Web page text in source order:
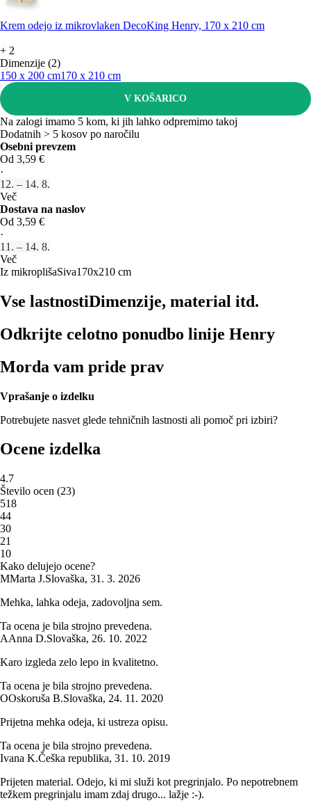
Krem odejo iz mikrovlaken DecoKing Henry, 170 x 210 cm
+ 2
Dimenzije (2)
150 x 200 cm170 x 210 cm
V KOŠARICO
Na zalogi imamo 5 kom, ki jih lahko odpremimo takoj
Dodatnih > 5 kosov po naročilu
Osebni prevzem
Od 3,59 €
·
12. – 14. 8.
Več
Dostava na naslov
Od 3,59 €
·
11. – 14. 8.
Več
Iz mikroplišaSiva170x210 cm
Vse lastnostiDimenzije, material itd.
Odkrijte celotno ponudbo linije Henry
Morda vam pride prav
Vprašanje o izdelku
Potrebujete nasvet glede tehničnih lastnosti ali pomoč pri izbiri?
Ocene izdelka
4.7
Število ocen (23)
518
44
30
21
10
Kako delujejo ocene?
MMarta J.Slovaška, 31. 3. 2026
Mehka, lahka odeja, zadovoljna sem.
Ta ocena je bila strojno prevedena.
AAnna D.Slovaška, 26. 10. 2022
Karo izgleda zelo lepo in kvalitetno.
Ta ocena je bila strojno prevedena.
OOskoruša B.Slovaška, 24. 11. 2020
Prijetna mehka odeja, ki ustreza opisu.
Ta ocena je bila strojno prevedena.
Ivana K.Češka republika, 31. 10. 2019
Prijeten material. Odejo, ki mi služi kot pregrinjalo. Po nepotrebnem
težkem pregrinjalu imam zdaj drugo... lažje :-).